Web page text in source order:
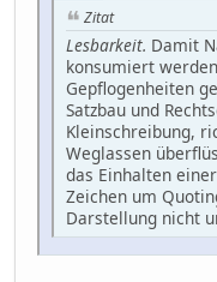
Zitat
Lesbarkeit. Damit
konsumiert
Gepflogenheiten
Satzbau und
Kleinschreibung,
Weglassen
das Einhalten
Zeichen um
Darstellung nicht